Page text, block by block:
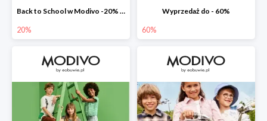
Back to School w Modivo -20% na nowości w aplikacji
20%
Wyprzedaż do - 60%
60%